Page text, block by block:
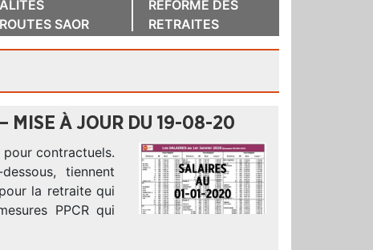
SAOR
RÉFORME DES
RETRAITES
MISE À JOUR DU 19-08-20
contractuels.
tiennent
la retraite qui
PPCR qui